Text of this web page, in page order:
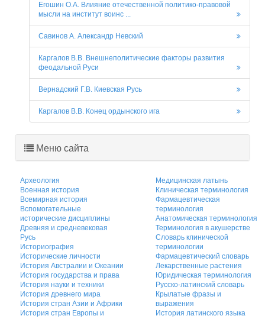
Егошин О.А. Влияние отечественной политико-правовой
мысли на институт воинс ...
Савинов А. Александр Невский
Каргалов В.В. Внешнеполитические факторы развития
феодальной Руси
Вернадский Г.В. Киевская Русь
Каргалов В.В. Конец ордынского ига
Меню сайта
Археология
Военная история
Всемирная история
Вспомогательные
исторические дисциплины
Древняя и средневековая
Русь
Историография
Исторические личности
История Австралии и Океании
История государства и права
История науки и техники
История древнего мира
История стран Азии и Африки
История стран Европы и
Медицинская латынь
Клиническая терминология
Фармацевтическая
терминология
Анатомическая терминология
Терминология в акушерстве
Словарь клинической
терминологии
Фармацевтический словарь
Лекарственные растения
Юридическая терминология
Русско-латинский словарь
Крылатые фразы и
выражения
История латинского языка